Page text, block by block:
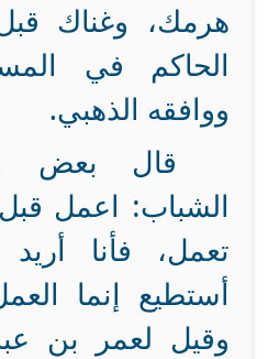
هرمك، وغناك
الحاكم في
ووافقه الذهبي.
قال بعض
الشباب: اعمل
تعمل، فأنا
أستطيع إنما
وقيل لعمر بن